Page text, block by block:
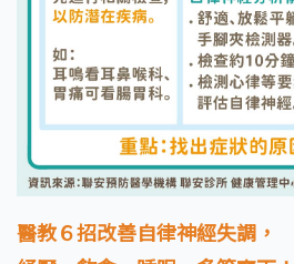
醫教６招改善自律神經失調，